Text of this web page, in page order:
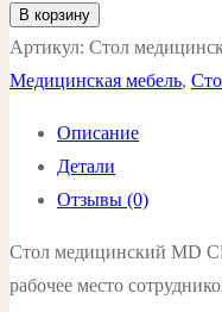
товара
Стол
медицинский
белый
В корзину
Артикул: Стол
Медицинская мебель,
Описание
Детали
Отзывы (0)
Стол медицинский MD
рабочее место